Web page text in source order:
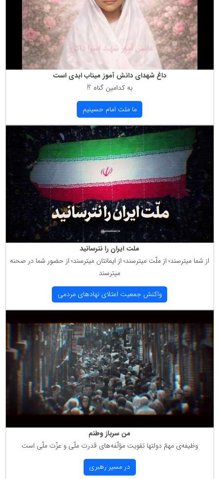
داغ شهدای دانش آموز میناب ابدی است
به كدامین گناه ؟!
ما ملت امام حسینیم
ملت ایران را نترسانید
از شما میترسند؛ از ملّت میترسند؛ از ایمانتان میترسند؛ از حضور شما در صحنه
میترسند
واكنش جمعیت اعتلای نهادهای مردمی
من سرباز وطنم
وظیفه‌ی مهمّ دولتها تقویت مؤلّفه‌های قدرت ملّی و عزّت ملّی است
در مسیر رهبری